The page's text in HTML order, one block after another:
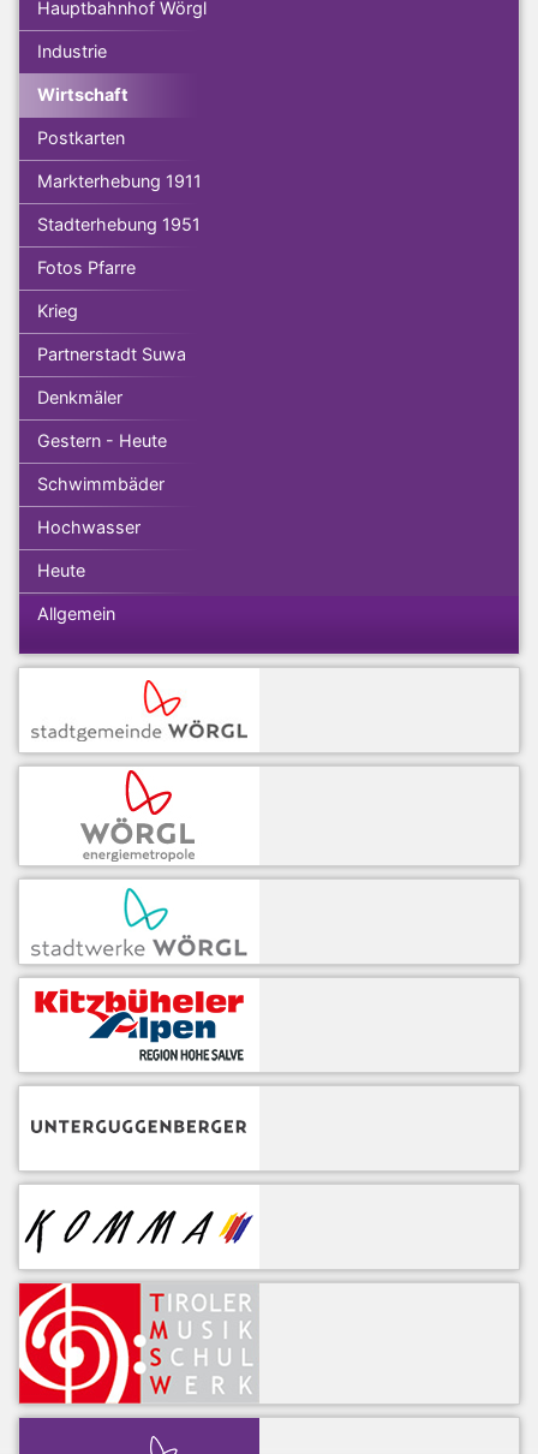
Hauptbahnhof Wörgl
Industrie
Wirtschaft
Postkarten
Markterhebung 1911
Stadterhebung 1951
Fotos Pfarre
Krieg
Partnerstadt Suwa
Denkmäler
Gestern - Heute
Schwimmbäder
Hochwasser
Heute
Allgemein